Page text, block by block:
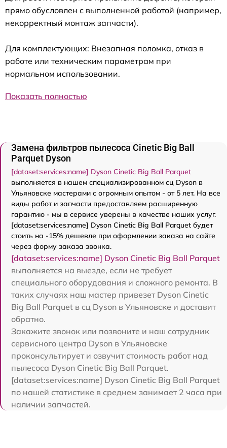
прямо обусловлен с выполненной работой (например,
некорректный монтаж запчасти).
Для комплектующих: Внезапная поломка, отказ в
работе или техническим параметрам при
нормальном использовании.
Показать полностью
Замена фильтров пылесоса Cinetic Big Ball
Parquet Dyson
[dataset:services:name] Dyson Cinetic Big Ball Parquet
выполняется в нашем специализированном сц Dyson в
Ульяновске мастерами с огромным опытом - от 5 лет. На все
виды работ и запчасти предоставляем расширенную
гарантию - мы в сервисе уверены в качестве наших услуг.
[dataset:services:name] Dyson Cinetic Big Ball Parquet будет
стоить на -15% дешевле при оформлении заказа на сайте
через форму заказа звонка.
[dataset:services:name] Dyson Cinetic Big Ball Parquet
выполняется на выезде, если не требует
специального оборудования и сложного ремонта. В
таких случаях наш мастер привезет Dyson Cinetic
Big Ball Parquet в сц Dyson в Ульяновске и доставит
обратно.
Закажите звонок или позвоните и наш сотрудник
сервисного центра Dyson в Ульяновске
проконсультирует и озвучит стоимость работ над
пылесоса Dyson Cinetic Big Ball Parquet.
[dataset:services:name] Dyson Cinetic Big Ball Parquet
по нашей статистике в среднем занимает 2 часа при
наличии запчастей.